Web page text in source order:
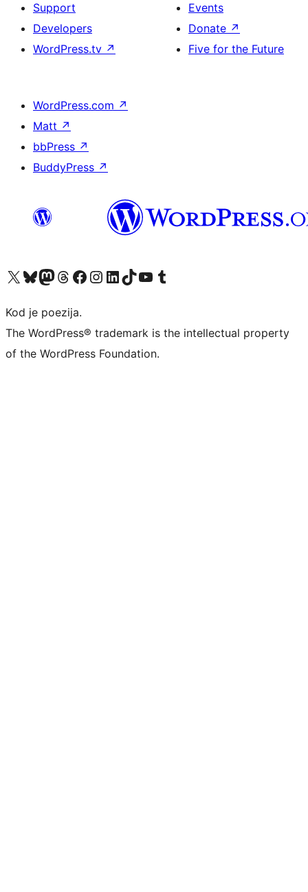
Support
Developers
WordPress.tv ↗
Events
Donate ↗
Five for the Future
WordPress.com ↗
Matt ↗
bbPress ↗
BuddyPress ↗
Visit our X (formerly Twitter) account
Visit our Bluesky account
Visit our Mastodon account
Visit our Threads account
Visit our Facebook page
Visit our Instagram account
Visit our LinkedIn account
Visit our TikTok account
Visit our YouTube channel
Visit our Tumblr account
Kod je poezija.
The WordPress® trademark is the intellectual property
of the WordPress Foundation.